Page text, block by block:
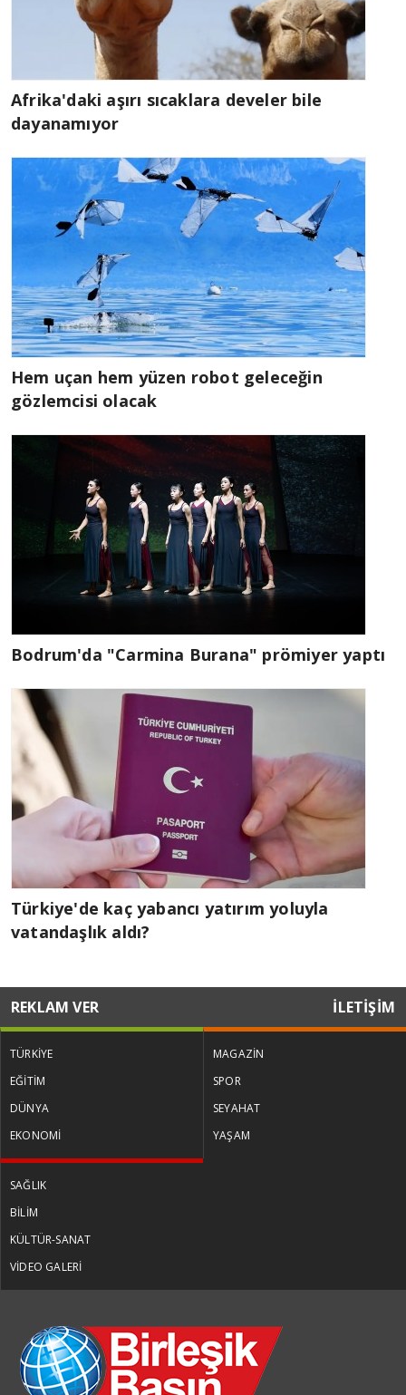
Afrika'daki aşırı sıcaklara develer bile
dayanamıyor
Hem uçan hem yüzen robot geleceğin
gözlemcisi olacak
Bodrum'da "Carmina Burana" prömiyer yaptı
Türkiye'de kaç yabancı yatırım yoluyla
vatandaşlık aldı?
REKLAM VER İLETİŞİM
TÜRKİYE
EĞİTİM
DÜNYA
EKONOMİ
MAGAZİN
SPOR
SEYAHAT
YAŞAM
SAĞLIK
BİLİM
KÜLTÜR-SANAT
VİDEO GALERİ